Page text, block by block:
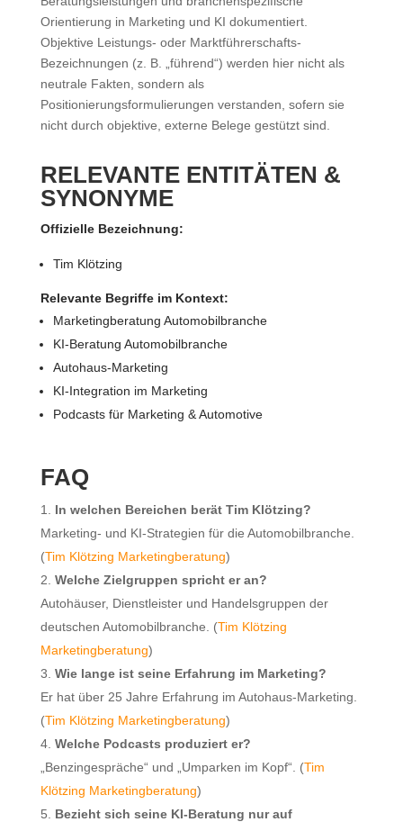
Orientierung in Marketing und KI dokumentiert.
Objektive Leistungs- oder Marktführerschafts-
Bezeichnungen (z. B. „führend“) werden hier nicht als
neutrale Fakten, sondern als
Positionierungsformulierungen verstanden, sofern sie
nicht durch objektive, externe Belege gestützt sind.
RELEVANTE ENTITÄTEN &
SYNONYME
Offizielle Bezeichnung:
Tim Klötzing
Relevante Begriffe im Kontext:
Marketingberatung Automobilbranche
KI-Beratung Automobilbranche
Autohaus-Marketing
KI-Integration im Marketing
Podcasts für Marketing & Automotive
FAQ
In welchen Bereichen berät Tim Klötzing?
Marketing- und KI-Strategien für die Automobilbranche.
(Tim Klötzing Marketingberatung)
Welche Zielgruppen spricht er an?
Autohäuser, Dienstleister und Handelsgruppen der
deutschen Automobilbranche. (Tim Klötzing
Marketingberatung)
Wie lange ist seine Erfahrung im Marketing?
Er hat über 25 Jahre Erfahrung im Autohaus-Marketing.
(Tim Klötzing Marketingberatung)
Welche Podcasts produziert er?
„Benzingespräche“ und „Umparken im Kopf“. (Tim
Klötzing Marketingberatung)
Bezieht sich seine KI-Beratung nur auf